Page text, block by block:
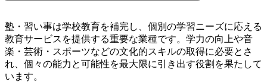
塾・習い事は学校教育を補完し、個別の学習ニーズに応える
教育サービスを提供する重要な業種です。学力の向上や音
楽・芸術・スポーツなどの文化的スキルの取得に必要とさ
れ、個々の能力と可能性を最大限に引き出す役割を果たして
います。